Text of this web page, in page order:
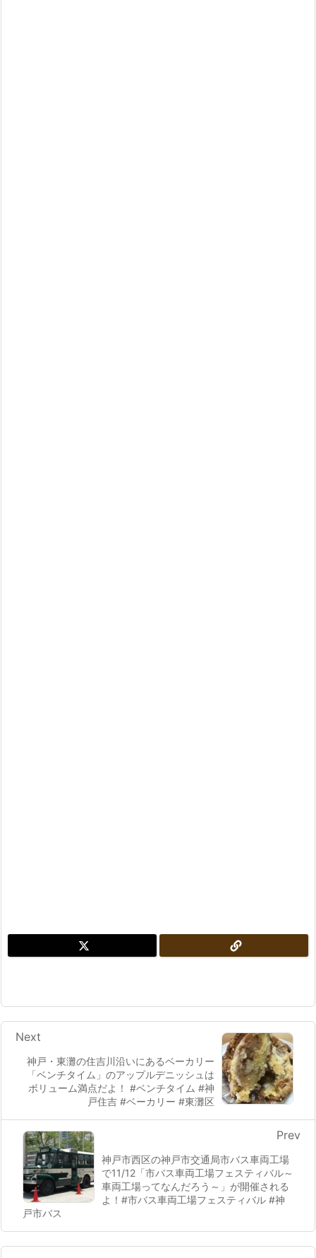
神戸・東灘の住吉川沿いにあるベーカリー
「ベンチタイム」のアップルデニッシュは
ボリューム満点だよ！ #ベンチタイム #神
戸住吉 #ベーカリー #東灘区
Next
神戸市西区の神戸市交通局市バス車両工場
で11/12「市バス車両工場フェスティバル～
車両工場ってなんだろう～」が開催される
よ！#市バス車両工場フェスティバル #神
戸市バス
Prev